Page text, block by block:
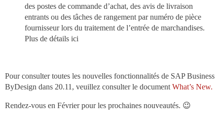
des postes de commande d’achat, des avis de livraison
entrants ou des tâches de rangement par numéro de pièce
fournisseur lors du traitement de l’entrée de marchandises.
Plus de détails ici
Pour consulter toutes les nouvelles fonctionnalités de SAP Business
ByDesign dans 20.11, veuillez consulter le document What’s New.
Rendez-vous en Février pour les prochaines nouveautés. 😉